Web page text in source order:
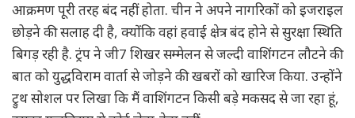
आक्रमण पूरी तरह बंद नहीं होता. चीन ने अपने नागरिकों को इजराइल
छोड़ने की सलाह दी है, क्योंकि वहां हवाई क्षेत्र बंद होने से सुरक्षा स्थिति
बिगड़ रही है. ट्रंप ने जी7 शिखर सम्मेलन से जल्दी वाशिंगटन लौटने की
बात को युद्धविराम वार्ता से जोड़ने की खबरों को खारिज किया. उन्होंने
ट्रुथ सोशल पर लिखा कि मैं वाशिंगटन किसी बड़े मकसद से जा रहा हूं,